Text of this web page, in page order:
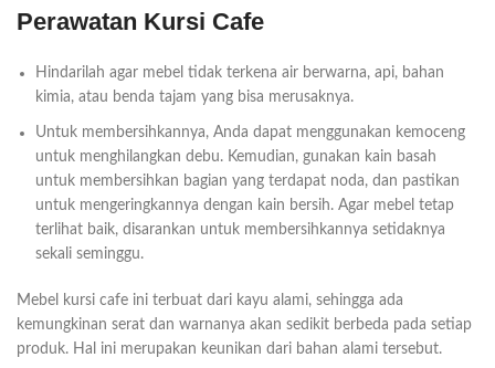
Perawatan Kursi Cafe
Hindarilah agar mebel tidak terkena air berwarna, api, bahan
kimia, atau benda tajam yang bisa merusaknya.
Untuk membersihkannya, Anda dapat menggunakan kemoceng
untuk menghilangkan debu. Kemudian, gunakan kain basah
untuk membersihkan bagian yang terdapat noda, dan pastikan
untuk mengeringkannya dengan kain bersih. Agar mebel tetap
terlihat baik, disarankan untuk membersihkannya setidaknya
sekali seminggu.
Mebel kursi cafe ini terbuat dari kayu alami, sehingga ada
kemungkinan serat dan warnanya akan sedikit berbeda pada setiap
produk. Hal ini merupakan keunikan dari bahan alami tersebut.